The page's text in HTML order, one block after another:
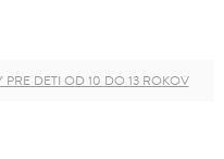
PRE DETI OD 10 DO 13 ROKOV